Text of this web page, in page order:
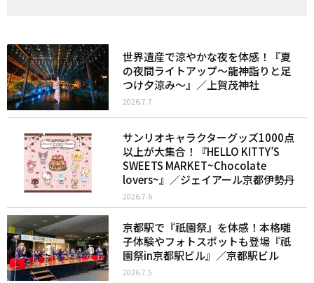
世界遺産で涼やかな夜を体感！『夏
の夜間ライトアップ～龍神詣りと足
つけ夕涼み～』／上賀茂神社
2026.7.7
サンリオキャラクターグッズ1000点
以上が大集合！『HELLO KITTY’S
SWEETS MARKET~Chocolate
lovers~』／ジェイアール京都伊勢丹
2026.7.6
京都駅で『祇園祭』を体感！本格囃
子体験やフォトスポットも登場『祇
園祭in京都駅ビル』／京都駅ビル
2026.7.5